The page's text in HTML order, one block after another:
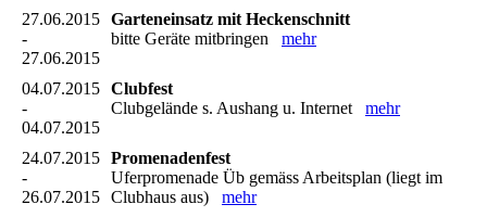
27.06.2015
-
27.06.2015
Garteneinsatz mit Heckenschnitt
bitte Geräte mitbringen mehr
04.07.2015
-
04.07.2015
Clubfest
Clubgelände s. Aushang u. Internet mehr
24.07.2015
-
26.07.2015
Promenadenfest
Uferpromenade Üb gemäss Arbeitsplan (liegt im
Clubhaus aus) mehr